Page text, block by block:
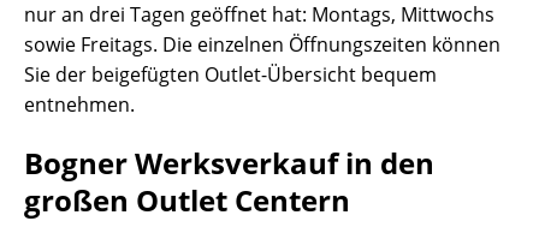
nur an drei Tagen geöffnet hat: Montags, Mittwochs
sowie Freitags. Die einzelnen Öffnungszeiten können
Sie der beigefügten Outlet-Übersicht bequem
entnehmen.
Bogner Werksverkauf in den
großen Outlet Centern